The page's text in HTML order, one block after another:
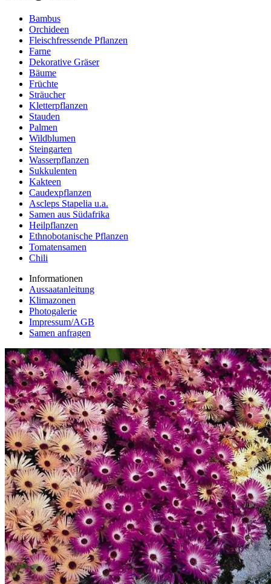
Bambus
Orchideen
Fleischfressende Pflanzen
Farne
Dekorative Gräser
Bäume
Früchte
Sträucher
Kletterpflanzen
Stauden
Palmen
Wildblumen
Steingarten
Wasserpflanzen
Sukkulenten
Kakteen
Caudexpflanzen
Ascleps Stapelia u.a.
Samen aus Südafrika
Heilpflanzen
Ethnobotanische Pflanzen
Tomatensamen
Chili
Informationen
Aussaatanleitung
Klimazonen
Photogalerie
Impressum/AGB
Samen anfragen